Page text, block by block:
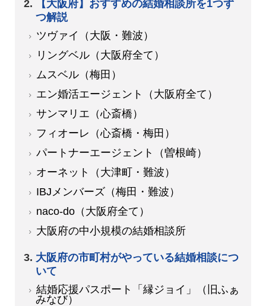
【大阪府】おすすめの結婚相談所を1つず
つ解説
ツヴァイ（大阪・難波）
リングベル（大阪府全て）
ムスベル（梅田）
エン婚活エージェント（大阪府全て）
サンマリエ（心斎橋）
フィオーレ（心斎橋・梅田）
パートナーエージェント（曽根崎）
オーネット（大津町・難波）
IBJメンバーズ（梅田・難波）
naco-do（大阪府全て）
大阪府の中小規模の結婚相談所
大阪府の市町村がやっている結婚相談につ
いて
結婚応援パスポート「縁ジョイ」（旧ふぁ
みなび）